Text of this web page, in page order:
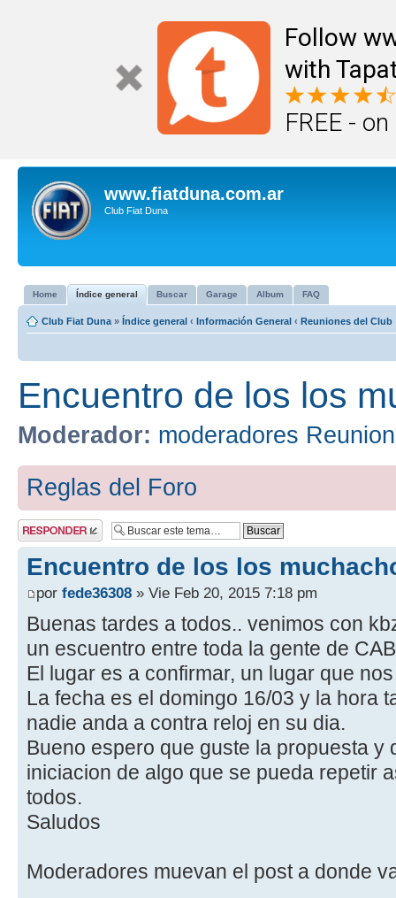
Follow
with
FREE -
www.fiatduna.com.ar
Club Fiat Duna
Home Índice general Buscar Garage Album FAQ
Club Fiat Duna » Índice general ‹ Información General ‹ Reuniones del Club
Encuentro de los los
Moderador: moderadores
Reglas del Foro
Publicar una
respuesta
Encuentro de los los
por fede36308 » Vie Feb 20, 2015 7:18 pm
Buenas tardes a todos.. venimos con
un escuentro entre toda la gente de
El lugar es a confirmar, un lugar que
La fecha es el domingo 16/03 y la hora
nadie anda a contra reloj en su dia.
Bueno espero que guste la propuesta y
iniciacion de algo que se pueda repetir
todos.
Saludos
Moderadores muevan el post a donde